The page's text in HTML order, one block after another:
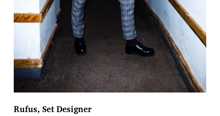
Rufus, Set Designer